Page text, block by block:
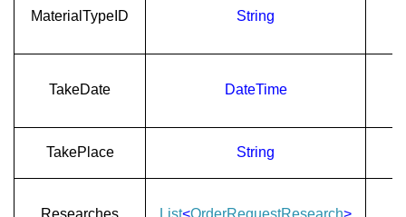
MaterialTypeID String
TakeDate DateTime
TakePlace String
Researches List<OrderRequestResearch>